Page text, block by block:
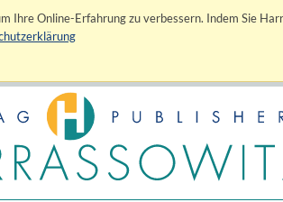
Ihre Online-Erfahrung zu verbessern. Indem Sie